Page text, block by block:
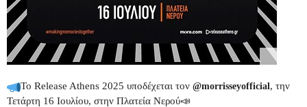
Το Release Athens 2025 υποδέχεται τον @morrisseyofficial, την
Τετάρτη 16 Ιουλίου, στην Πλατεία Νερού📣